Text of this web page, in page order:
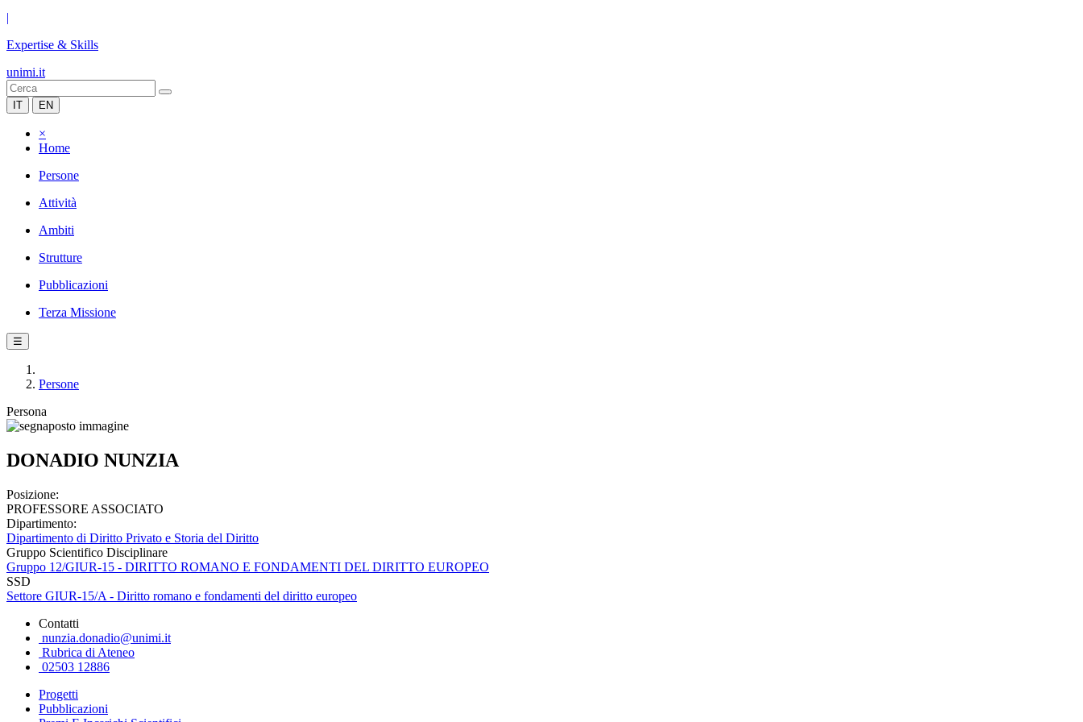
|
Expertise & Skills
unimi.it
IT EN
×
Home
Persone
Attività
Ambiti
Strutture
Pubblicazioni
Terza Missione
☰
Persone
Persona
DONADIO NUNZIA
Posizione:
PROFESSORE ASSOCIATO
Dipartimento:
Dipartimento di Diritto Privato e Storia del Diritto
Gruppo Scientifico Disciplinare
Gruppo 12/GIUR-15 - DIRITTO ROMANO E FONDAMENTI DEL DIRITTO EUROPEO
SSD
Settore GIUR-15/A - Diritto romano e fondamenti del diritto europeo
Contatti
nunzia.donadio@unimi.it
Rubrica di Ateneo
02503 12886
Progetti
Pubblicazioni